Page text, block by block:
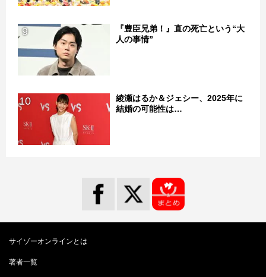
9
『豊臣兄弟！』直の死亡という“大
人の事情”
10
綾瀬はるか＆ジェシー、2025年に
結婚の可能性は…
サイゾーオンラインとは
著者一覧